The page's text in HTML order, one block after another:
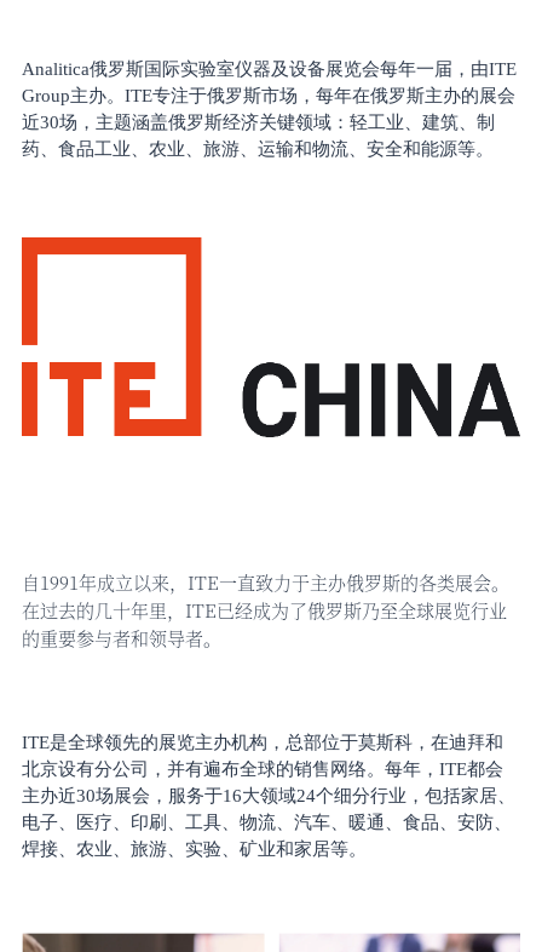
Analitica俄罗斯国际实验室仪器及设备展览会每年一届，由ITE
Group主办。ITE专注于俄罗斯市场，每年在俄罗斯主办的展会
近30场，主题涵盖俄罗斯经济关键领域：轻工业、建筑、制
药、食品工业、农业、旅游、运输和物流、安全和能源等。
自1991年成立以来，ITE一直致力于主办俄罗斯的各类展会。
在过去的几十年里，ITE已经成为了俄罗斯乃至全球展览行业
的重要参与者和领导者。
ITE是全球领先的展览主办机构，总部位于莫斯科，在迪拜和
北京设有分公司，并有遍布全球的销售网络。每年，ITE都会
主办近30场展会，服务于16大领域24个细分行业，包括家居、
电子、医疗、印刷、工具、物流、汽车、暖通、食品、安防、
焊接、农业、旅游、实验、矿业和家居等。